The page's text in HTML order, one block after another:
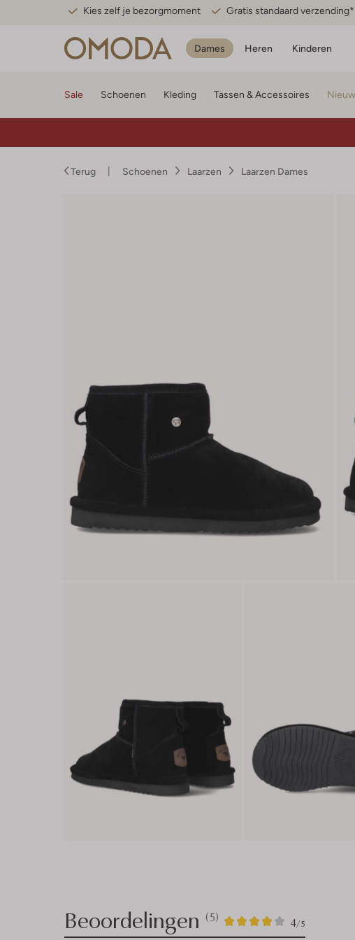
Kies zelf je bezorgmoment Gratis standaard verzending*
Dames Heren Kinderen
Sale Schoenen Kleding Tassen & Accessoires Nieuw
Terug Schoenen Laarzen Laarzen Dames
Beoordelingen (5) 4/5
5
4